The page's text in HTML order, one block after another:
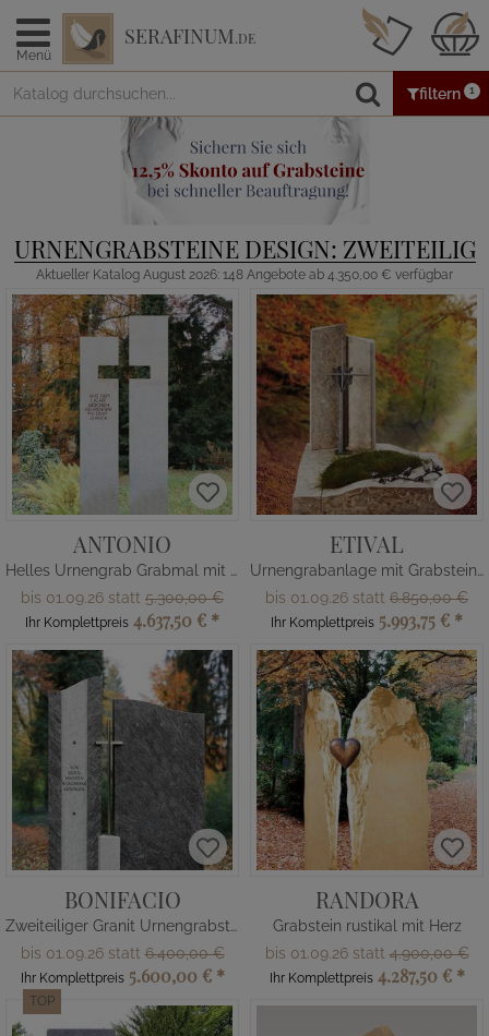
Menü
SERAFINUM.DE
filtern 1
URNENGRABSTEINE DESIGN: ZWEITEILIG
Aktueller Katalog August 2026: 148 Angebote ab 4.350,00 € verfügbar
ANTONIO
Helles Urnengrab Grabmal mit Kreuz
bis 01.09.26 statt 5.300,00 €
Ihr Komplettpreis 4.637,50 € *
ETIVAL
Urnengrabanlage mit Grabstein & Einfassung
bis 01.09.26 statt 6.850,00 €
Ihr Komplettpreis 5.993,75 € *
BONIFACIO
Zweiteiliger Granit Urnengrabstein
bis 01.09.26 statt6.400,00 €
Ihr Komplettpreis 5.600,00 € *
RANDORA
Grabstein rustikal mit Herz
bis 01.09.26 statt4.900,00 €
Ihr Komplettpreis 4.287,50 € *
TOP